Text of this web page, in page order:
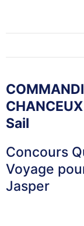
Sail
Concours
Voyage
Jasper